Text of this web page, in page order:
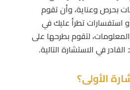
بحرص وعناية، وأن تقوم
استفسارات تطرأ عليك في
لتقوم بطرحها على
في الاستشارة التالية.
الأولى؟